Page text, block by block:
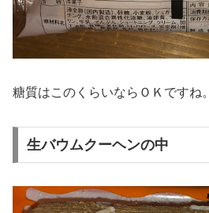
糖質はこのくらいならＯＫですね。
生バウムクーヘンの中